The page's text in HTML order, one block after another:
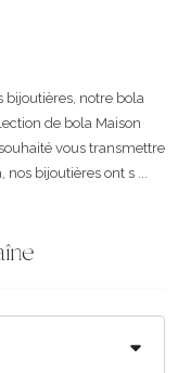
bijoutières, notre bola
de bola Maison
vous transmettre
bijoutières ont s ...